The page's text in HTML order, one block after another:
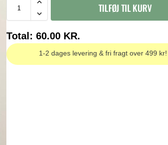
TILFØJ TIL KURV
Total: 60.00 KR.
1-2 dages levering & fri fragt over 499 kr!